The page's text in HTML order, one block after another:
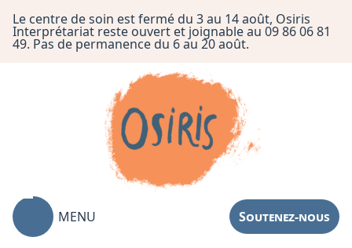
Le centre de soin est fermé du 3 au 14 août, Osiris
Interprétariat reste ouvert et joignable au 09 86 06 81
49. Pas de permanence du 6 au 20 août.
MENU Soutenez-nous